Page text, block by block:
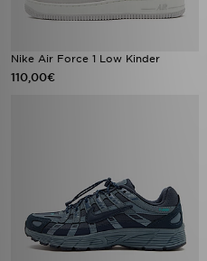
Nike Air Force 1 Low Kinder
110,00€